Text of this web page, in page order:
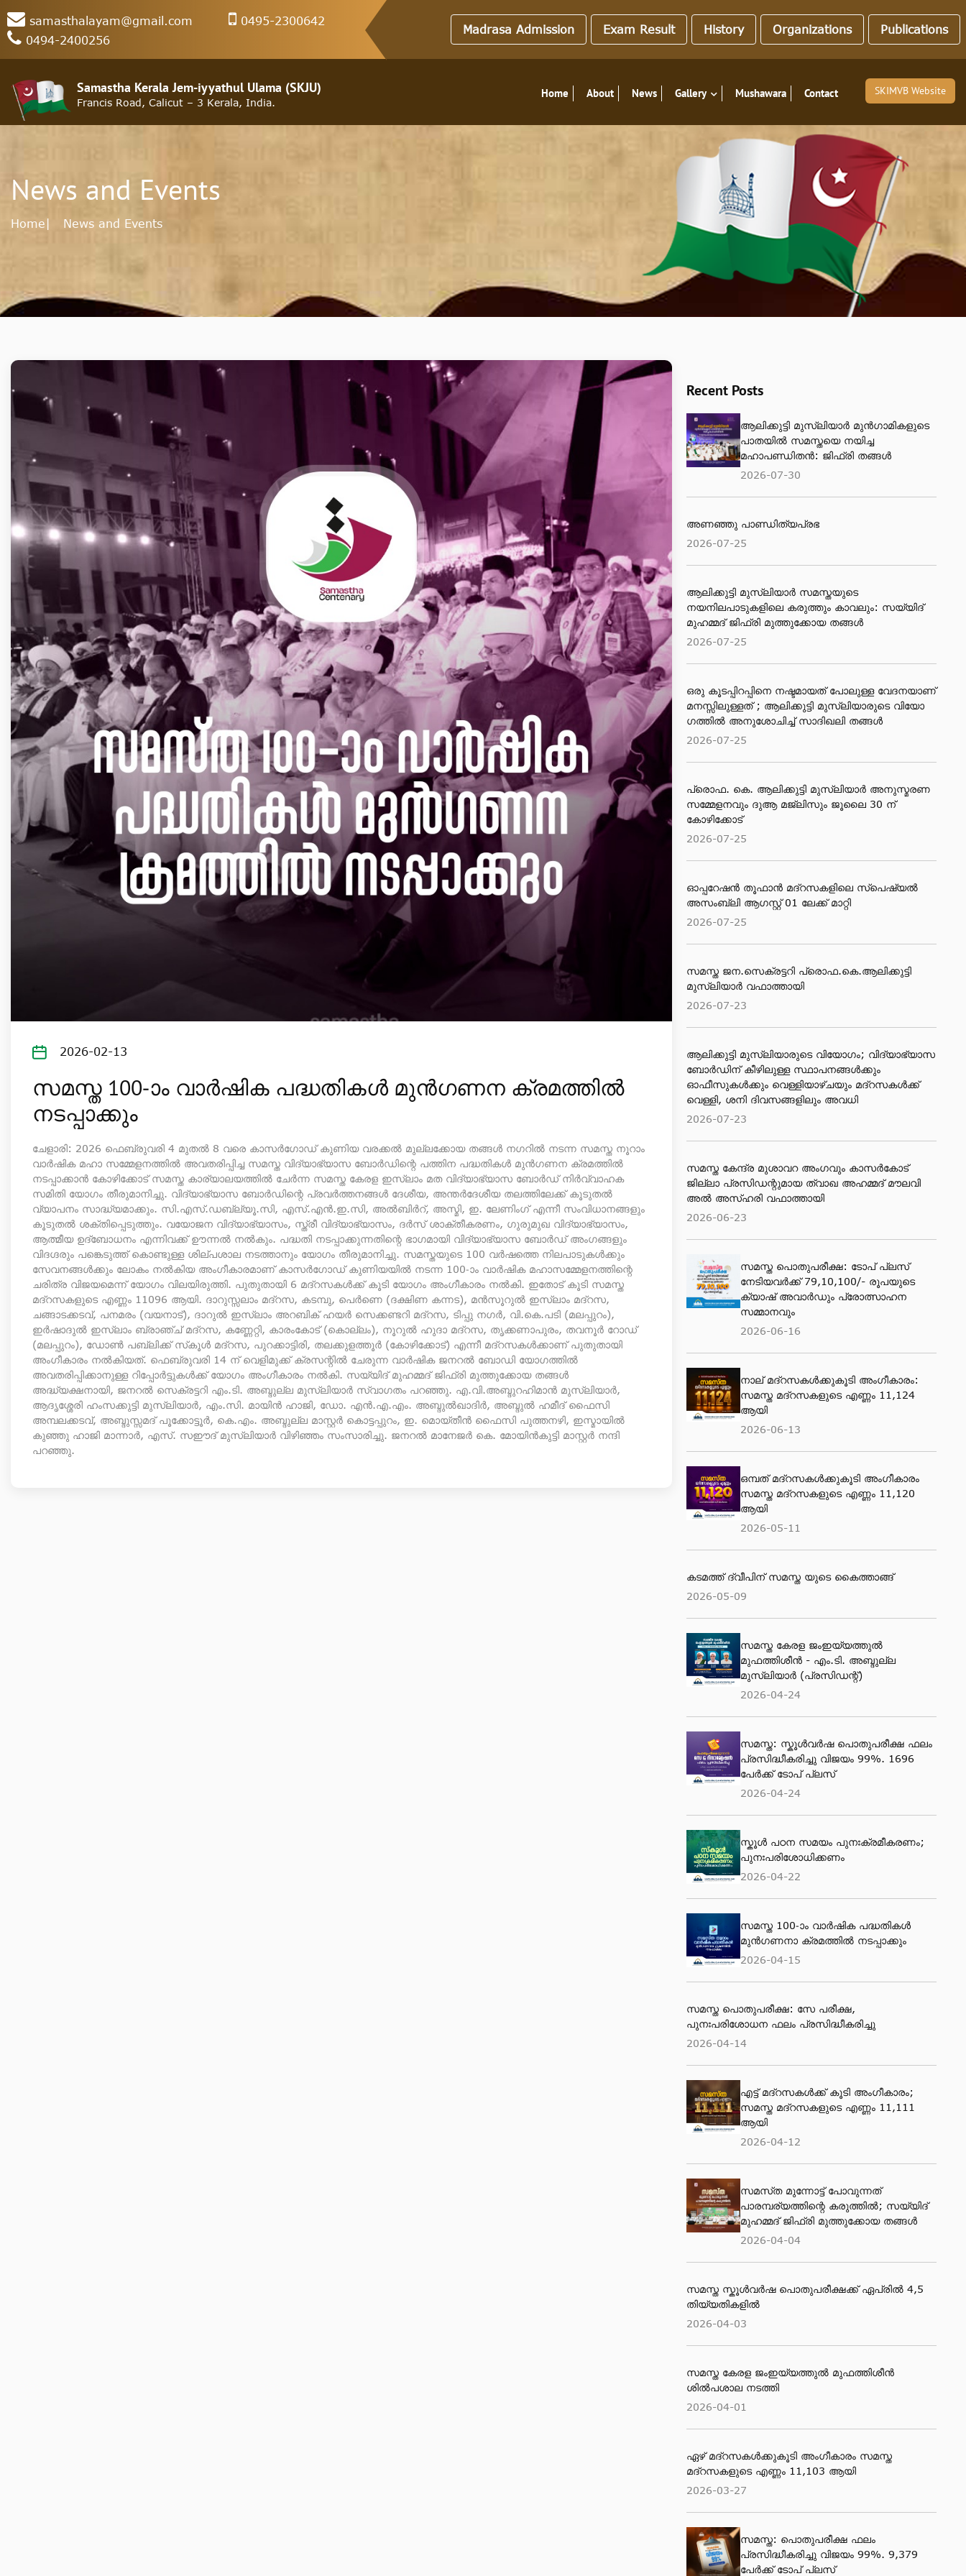
samasthalayam@gmail.com
0495-2300642
0494-2400256
Madrasa Admission Exam Result History Organizations Publications
Samastha Kerala Jem-iyyathul Ulama (SKJU)
Francis Road, Calicut – 3 Kerala, India.
Home About News Gallery Mushawara Contact SKIMVB Website
News and Events
Home | News and Events
2026-02-13
സമസ്ത 100-ാം വാർഷിക പദ്ധതികൾ മുൻഗണന ക്രമത്തിൽ
നടപ്പാക്കും
ചേളാരി: 2026 ഫെബ്രുവരി 4 മുതൽ 8 വരെ കാസർഗോഡ് കുണിയ വരക്കൽ മുല്ലക്കോയ തങ്ങൾ നഗറിൽ നടന്ന സമസ്ത നൂറാം
വാർഷിക മഹാ സമ്മേളനത്തിൽ അവതരിപ്പിച്ച സമസ്ത വിദ്യാഭ്യാസ ബോർഡിന്റെ പത്തിന പദ്ധതികൾ മുൻഗണന ക്രമത്തിൽ
നടപ്പാക്കാൻ കോഴിക്കോട് സമസ്ത കാര്യാലയത്തിൽ ചേർന്ന സമസ്ത കേരള ഇസ്‌ലാം മത വിദ്യാഭ്യാസ ബോർഡ് നിർവ്വാഹക
സമിതി യോഗം തീരുമാനിച്ചു. വിദ്യാഭ്യാസ ബോർഡിന്റെ പ്രവർത്തനങ്ങൾ ദേശീയ, അന്തർദേശീയ തലത്തിലേക്ക് കൂടുതൽ
വ്യാപനം സാദ്ധ്യമാക്കും. സി.എസ്.ഡബ്ല്യൂ.സി, എസ്.എൻ.ഇ.സി, അൽബിർറ്, അസ്മി, ഇ. ലേണിംഗ് എന്നീ സംവിധാനങ്ങളും
കൂടുതൽ ശക്തിപ്പെടുത്തും. വയോജന വിദ്യാഭ്യാസം, സ്ത്രീ വിദ്യാഭ്യാസം, ദർസ് ശാക്തീകരണം, ഗുരുമുഖ വിദ്യാഭ്യാസം,
ആത്മീയ ഉദ്‌ബോധനം എന്നിവക്ക് ഊന്നൽ നൽകും. പദ്ധതി നടപ്പാക്കുന്നതിന്റെ ഭാഗമായി വിദ്യാഭ്യാസ ബോർഡ് അംഗങ്ങളും
വിദഗ്ദരും പങ്കെടുത്ത് കൊണ്ടുള്ള ശില്പശാല നടത്താനും യോഗം തീരുമാനിച്ചു. സമസ്തയുടെ 100 വർഷത്തെ നിലപാടുകൾക്കും
സേവനങ്ങൾക്കും ലോകം നൽകിയ അംഗീകാരമാണ് കാസർഗോഡ് കുണിയയിൽ നടന്ന 100-ാം വാർഷിക മഹാസമ്മേളനത്തിന്റെ
ചരിത്ര വിജയമെന്ന് യോഗം വിലയിരുത്തി. പുതുതായി 6 മദ്‌റസകൾക്ക് കൂടി യോഗം അംഗീകാരം നൽകി. ഇതോട് കൂടി സമസ്ത
മദ്‌റസകളുടെ എണ്ണം 11096 ആയി. ദാറുസ്സലാം മദ്‌റസ, കടമ്പു, പെർണെ (ദക്ഷിണ കന്നട), മൻസൂറുൽ ഇസ്‌ലാം മദ്‌റസ,
ചങ്ങാടക്കടവ്, പനമരം (വയനാട്), ദാറുൽ ഇസ്ലാം അറബിക് ഹയർ സെക്കണ്ടറി മദ്‌റസ, ടിപ്പു നഗർ, വി.കെ.പടി (മലപ്പുറം),
ഇർഷാദുൽ ഇസ്‌ലാം ബ്രാഞ്ച് മദ്‌റസ, കണ്ണേറ്റി, കാരംകോട് (കൊല്ലം), നൂറുൽ ഹുദാ മദ്‌റസ, തൃക്കണാപുരം, തവനൂർ റോഡ്
(മലപ്പുറം), ഡോൺ പബ്ലിക്ക് സ്‌കൂൾ മദ്‌റസ, പുറക്കാട്ടിരി, തലക്കുളത്തൂർ (കോഴിക്കോട്) എന്നീ മദ്‌റസകൾക്കാണ് പുതുതായി
അംഗീകാരം നൽകിയത്. ഫെബ്രുവരി 14 ന് വെളിമുക്ക് ക്രസന്റിൽ ചേരുന്ന വാർഷിക ജനറൽ ബോഡി യോഗത്തിൽ
അവതരിപ്പിക്കാനുള്ള റിപ്പോർട്ടുകൾക്ക് യോഗം അംഗീകാരം നൽകി. സയ്യിദ് മുഹമ്മദ് ജിഫ്‌രി മുത്തുക്കോയ തങ്ങൾ
അദ്ധ്യക്ഷനായി, ജനറൽ സെക്രട്ടറി എം.ടി. അബ്ദുല്ല മുസ്‌ലിയാർ സ്വാഗതം പറഞ്ഞു. എ.വി.അബ്ദുറഹിമാൻ മുസ്‌ലിയാർ,
ആദൃശ്ശേരി ഹംസക്കുട്ടി മുസ്‌ലിയാർ, എം.സി. മായിൻ ഹാജി, ഡോ. എൻ.എ.എം. അബ്ദുൽഖാദിർ, അബ്ദുൽ ഹമീദ് ഫൈസി
അമ്പലക്കടവ്, അബ്ദുസ്സമദ് പൂക്കോട്ടൂർ, കെ.എം. അബ്ദുല്ല മാസ്റ്റർ കൊട്ടപ്പുറം, ഇ. മൊയ്തീൻ ഫൈസി പുത്തനഴി, ഇസ്മായിൽ
കുഞ്ഞു ഹാജി മാന്നാർ, എസ്. സഈദ് മുസ്‌ലിയാർ വിഴിഞ്ഞം സംസാരിച്ചു. ജനറൽ മാനേജർ കെ. മോയിൻകുട്ടി മാസ്റ്റർ നന്ദി
പറഞ്ഞു.
Recent Posts
ആലിക്കുട്ടി മുസ്‌ലിയാർ മുൻഗാമികളുടെ
പാതയിൽ സമസ്തയെ നയിച്ച
മഹാപണ്ഡിതൻ: ജിഫ്‌രി തങ്ങൾ
2026-07-30
അണഞ്ഞു പാണ്ഡിത്യപ്രഭ
2026-07-25
ആലിക്കുട്ടി മുസ്‌ലിയാർ സമസ്തയുടെ
നയനിലപാടുകളിലെ കരുത്തും കാവലും: സയ്യിദ്
മുഹമ്മദ് ജിഫ്രി മുത്തുക്കോയ തങ്ങൾ
2026-07-25
ഒരു കൂടപ്പിറപ്പിനെ നഷ്ടമായത് പോലുള്ള വേദനയാണ്
മനസ്സിലുള്ളത് ; ആലിക്കുട്ടി മുസ്‌ലിയാരുടെ വിയോ​
ഗത്തിൽ അനുശോചിച്ച് സാദിഖലി തങ്ങൾ
2026-07-25
പ്രൊഫ. കെ. ആലിക്കുട്ടി മുസ്‌ലിയാർ അനുസ്മരണ
സമ്മേളനവും ദുആ മജ്ലിസും ജൂലൈ 30 ന്
കോഴിക്കോട്
2026-07-25
ഓപ്പറേഷൻ തൂഫാൻ മദ്റസകളിലെ സ്പെഷ്യൽ
അസംബ്ലി ആഗസ്റ്റ് 01 ലേക്ക് മാറ്റി
2026-07-25
സമസ്ത ജന.സെക്രട്ടറി പ്രൊഫ.കെ.ആലിക്കുട്ടി
മുസ്‌ലിയാര്‍ വഫാത്തായി
2026-07-23
ആലിക്കുട്ടി മുസ്​ലിയാരുടെ വിയോ​ഗം; വിദ്യാഭ്യാസ
ബോര്‍ഡിന് കീഴിലുള്ള സ്ഥാപനങ്ങള്‍ക്കും
ഓഫീസുകള്‍ക്കും വെള്ളിയാഴ്ചയും മദ്റസകള്‍ക്ക്
വെള്ളി, ശനി ദിവസങ്ങളിലും അവധി
2026-07-23
സമസ്ത കേന്ദ്ര മുശാവറ അംഗവും കാസര്‍കോട്
ജില്ലാ പ്രസിഡന്റുമായ ത്വാഖ അഹമ്മദ് മൗലവി
അല്‍ അസ്ഹരി വഫാത്തായി
2026-06-23
സമസ്ത പൊതുപരീക്ഷ: ടോപ് പ്ലസ്
നേടിയവര്‍ക്ക് 79,10,100/- രൂപയുടെ
ക്യാഷ് അവാര്‍ഡും പ്രോത്സാഹന
സമ്മാനവും
2026-06-16
നാല് മദ്‌റസകൾക്കുകൂടി അംഗീകാരം:
സമസ്ത മദ്‌റസകളുടെ എണ്ണം 11,124
ആയി
2026-06-13
ഒമ്പത് മദ്റസകള്‍ക്കുകൂടി അംഗീകാരം
സമസ്ത മദ്റസകളുടെ എണ്ണം 11,120
ആയി
2026-05-11
കടമത്ത് ദ്വീപിന് സമസ്ത യുടെ കൈത്താങ്ങ്
2026-05-09
സമസ്ത കേരള ജംഇയ്യത്തുല്‍
മുഫത്തിശീന്‍ - എം.ടി. അബ്ദുല്ല
മുസ്‌ലിയാര്‍ (പ്രസിഡന്റ്)
2026-04-24
സമസ്ത: സ്കൂള്‍വര്‍ഷ പൊതുപരീക്ഷ ഫലം
പ്രസിദ്ധീകരിച്ചു വിജയം 99%. 1696
പേര്‍ക്ക് ടോപ് പ്ലസ്
2026-04-24
സ്കൂള്‍ പഠന സമയം പുനഃക്രമീകരണം;
പുനഃപരിശോധിക്കണം
2026-04-22
സമസ്ത 100-ാം വാര്‍ഷിക പദ്ധതികള്‍
മുന്‍ഗണനാ ക്രമത്തില്‍ നടപ്പാക്കും
2026-04-15
സമസ്ത പൊതുപരീക്ഷ: സേ പരീക്ഷ,
പുനഃപരിശോധന ഫലം പ്രസിദ്ധീകരിച്ചു
2026-04-14
എട്ട് മദ്റസകള്‍ക്ക് കൂടി അംഗീകാരം;
സമസ്ത മദ്റസകളുടെ എണ്ണം 11,111
ആയി
2026-04-12
സമസ്‌ത മുന്നോട്ട് പോവുന്നത്
പാരമ്പര്യത്തിന്റെ കരുത്തിൽ; സയ്യിദ്
മുഹമ്മദ് ജിഫ്രി മുത്തുക്കോയ തങ്ങള്‍
2026-04-04
സമസ്ത സ്കൂള്‍വര്‍ഷ പൊതുപരീക്ഷക്ക് ഏപ്രില്‍ 4,5
തിയ്യതികളില്‍
2026-04-03
സമസ്ത കേരള ജംഇയ്യത്തുല്‍ മുഫത്തിശീന്‍
ശില്‍പശാല നടത്തി
2026-04-01
ഏഴ് മദ്റസകള്‍ക്കുകൂടി അംഗീകാരം സമസ്ത
മദ്റസകളുടെ എണ്ണം 11,103 ആയി
2026-03-27
സമസ്ത: പൊതുപരീക്ഷ ഫലം
പ്രസിദ്ധീകരിച്ചു വിജയം 99%. 9,379
പേര്‍ക്ക് ടോപ് പ്ലസ്